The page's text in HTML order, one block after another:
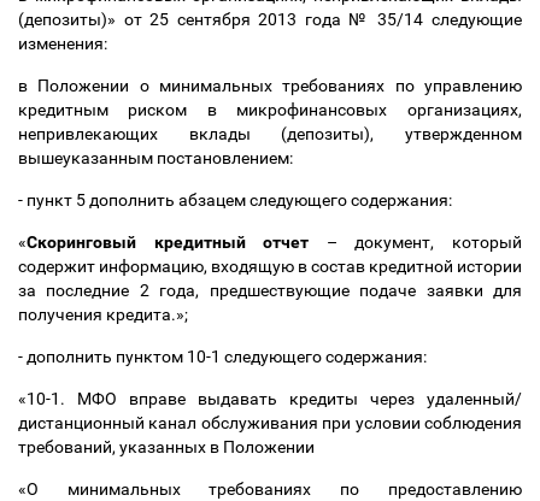
(депозиты)» от 25 сентября 2013 года № 35/14 следующие
изменения:
в Положении о минимальных требованиях по управлению
кредитным риском в микрофинансовых организациях,
непривлекающих вклады (депозиты), утвержденном
вышеуказанным постановлением:
- пункт 5 дополнить абзацем следующего содержания:
«Скоринговый кредитный отчет – документ, который
содержит информацию, входящую в состав кредитной истории
за последние 2 года, предшествующие подаче заявки для
получения кредита.»;
- дополнить пунктом 10-1 следующего содержания:
«10-1. МФО вправе выдавать кредиты через удаленный/
дистанционный канал обслуживания при условии соблюдения
требований, указанных в Положении
«О минимальных требованиях по предоставлению